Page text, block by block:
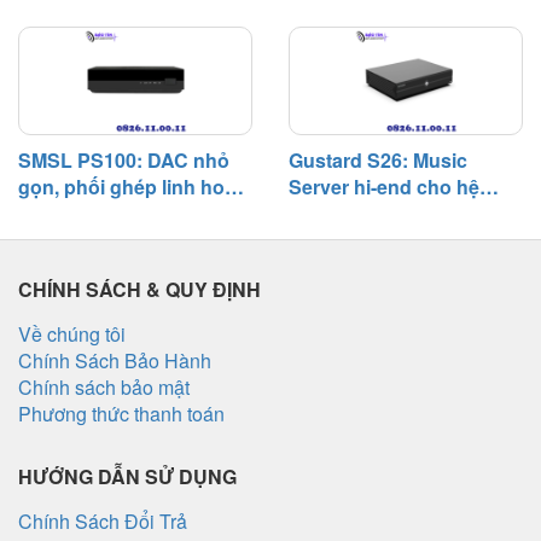
phối ghép linh hoạt
năng phối ghép rộng
SMSL PS100: DAC nhỏ
gọn, phối ghép linh hoạt,
hệ thống phổ thông
Gustard S26: Music
Server hi-end cho hệ
độ tĩnh và khả năng phối
CHÍNH SÁCH & QUY ĐỊNH
Về chúng tôi
Chính Sách Bảo Hành
Chính sách bảo mật
Phương thức thanh toán
HƯỚNG DẪN SỬ DỤNG
Chính Sách Đổi Trả